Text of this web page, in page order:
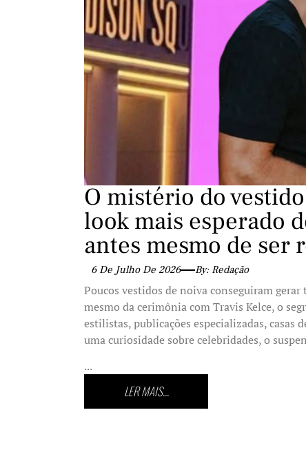
O mistério do
look mais esperado
antes mesmo de ser
6 De Julho De 2026 By: Redação
Poucos vestidos de noiva conseguiram
mesmo da cerimônia com Travis Kelce, o
estilistas, publicações especializadas, casas
uma curiosidade sobre celebridades, o
...
LER MAIS...